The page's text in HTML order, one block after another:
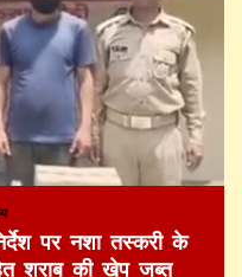
पर नशा तस्करी के
शराब की खेप जब्त